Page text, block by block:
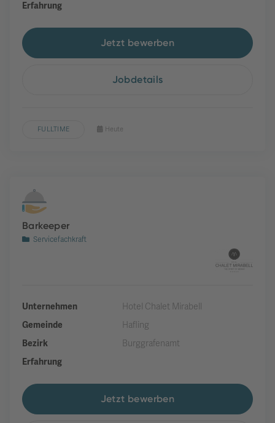
Erfahrung
Jetzt bewerben
Jobdetails
FULLTIME Heute
Barkeeper
Servicefachkraft
Unternehmen
Hotel Chalet Mirabell
Gemeinde
Hafling
Bezirk
Burggrafenamt
Erfahrung
Jetzt bewerben